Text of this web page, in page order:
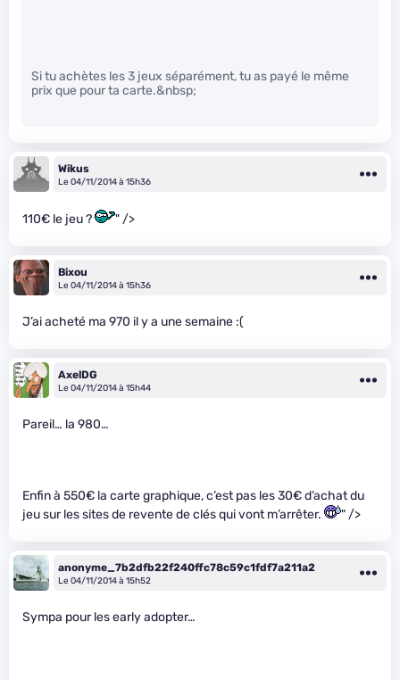
Si tu achètes les 3 jeux séparément, tu as payé le même
prix que pour ta carte.&nbsp;
Wikus
Le 04/11/2014 à 15h36
110€ le jeu ? " />
Bixou
Le 04/11/2014 à 15h36
J’ai acheté ma 970 il y a une semaine :(
AxelDG
Le 04/11/2014 à 15h44
Pareil… la 980…
Enfin à 550€ la carte graphique, c’est pas les 30€ d’achat du
jeu sur les sites de revente de clés qui vont m’arrêter.
" />
anonyme_7b2dfb22f240ffc78c59c1fdf7a211a2
Le 04/11/2014 à 15h52
Sympa pour les early adopter…